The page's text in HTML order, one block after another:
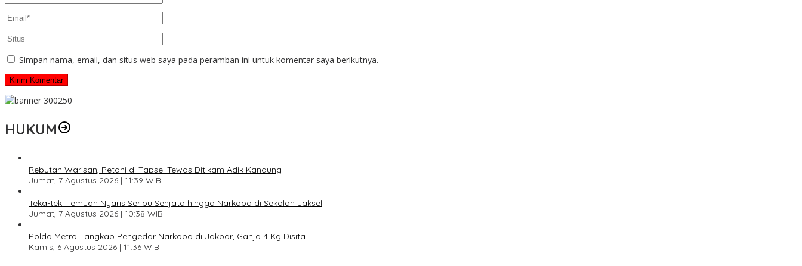
Simpan nama, email, dan situs web saya pada peramban ini untuk komentar saya berikutnya.
HUKUM
Rebutan Warisan, Petani di Tapsel Tewas Ditikam Adik Kandung
Jumat, 7 Agustus 2026 | 11:39 WIB
Teka-teki Temuan Nyaris Seribu Senjata hingga Narkoba di Sekolah Jaksel
Jumat, 7 Agustus 2026 | 10:38 WIB
Polda Metro Tangkap Pengedar Narkoba di Jakbar, Ganja 4 Kg Disita
Kamis, 6 Agustus 2026 | 11:36 WIB